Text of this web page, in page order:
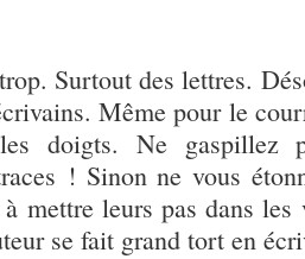
Surtout des lettres.
Même pour le
doigts. Ne gaspillez
! Sinon ne vous
mettre leurs pas dans les
se fait grand tort en